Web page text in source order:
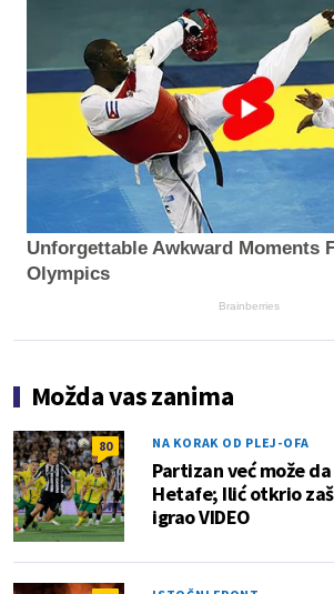
Unforgettable Awkward Moments
Olympics
Brainberries
Možda vas zanima
80 NA KORAK OD PLEJ-OFA
Partizan već može
Hetafe; Ilić otkrio
igrao VIDEO